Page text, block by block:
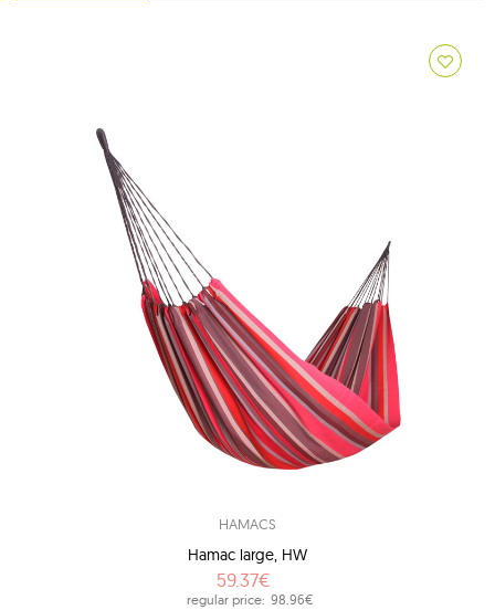
HAMACS
Hamac large, HW
59.37€
regular price: 98.96€